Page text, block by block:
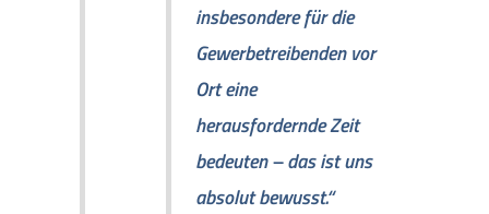
insbesondere für die
Gewerbetreibenden vor
Ort eine
herausfordernde Zeit
bedeuten – das ist uns
absolut bewusst.“